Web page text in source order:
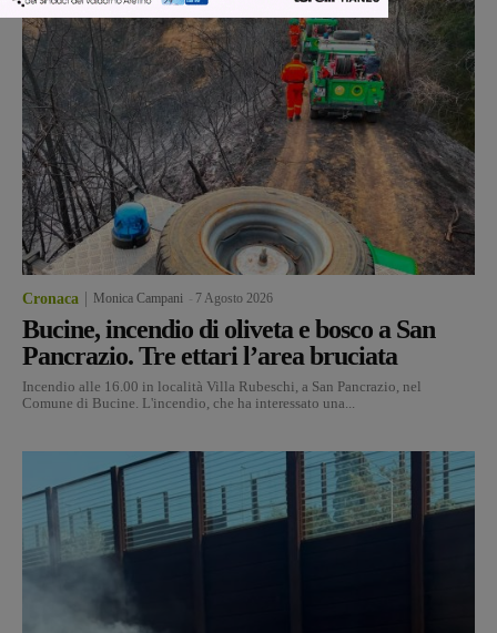
Cronaca Monica Campani 7 Agosto 2026
Bucine, incendio di oliveta e bosco a San
Pancrazio. Tre ettari l’area bruciata
Incendio alle 16.00 in località Villa Rubeschi, a San Pancrazio, nel
Comune di Bucine. L'incendio, che ha interessato una...